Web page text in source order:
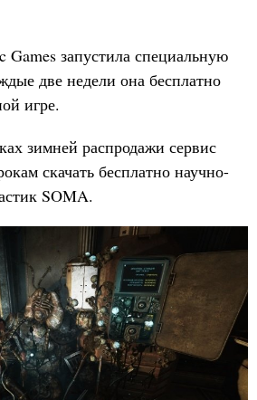
Games запустила специальную
две недели она бесплатно
игре.
зимней распродажи сервис
скачать бесплатно научно-
SOMA.